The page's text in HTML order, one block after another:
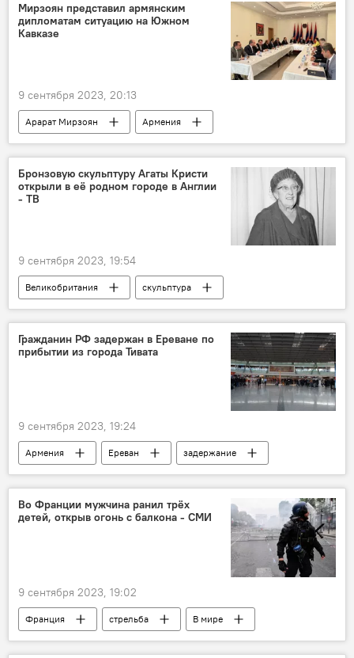
Мирзоян представил армянским
дипломатам ситуацию на Южном
Кавказе
9 сентября 2023, 20:13
Арарат Мирзоян
Армения
Абу-Даби
Политика
Бронзовую скульптуру Агаты Кристи
открыли в её родном городе в Англии
- ТВ
9 сентября 2023, 19:54
Великобритания скульптура
Гражданин РФ задержан в Ереване по
прибытии из города Тивата
9 сентября 2023, 19:24
Армения Ереван
задержание
Общество
Новости Армения
Во Франции мужчина ранил трёх
детей, открыв огонь с балкона - СМИ
9 сентября 2023, 19:02
Франция стрельба В мире